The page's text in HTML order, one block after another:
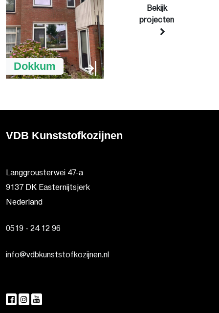
Dokkum
Bekijk
projecten
VDB Kunststofkozijnen
Langgrousterwei 47-a
9137 DK Easternijtsjerk
Nederland
0519 - 24 12 96
info@vdbkunststofkozijnen.nl